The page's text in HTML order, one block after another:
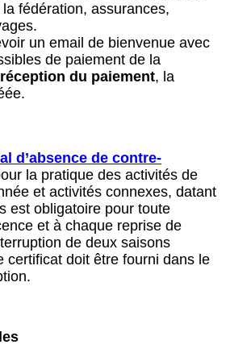
fédération, assurances,
un email de bienvenue avec
de paiement de la
réception du paiement, la
d’absence de contre-
la pratique des activités de
et activités connexes, datant
est obligatoire pour toute
et à chaque reprise de
de deux saisons
certificat doit être fourni dans le